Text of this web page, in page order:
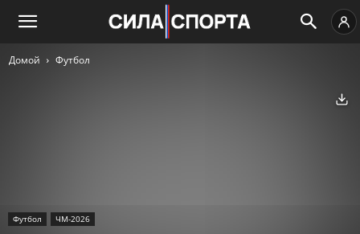
Домой Футбол
Футбол ЧМ-2026